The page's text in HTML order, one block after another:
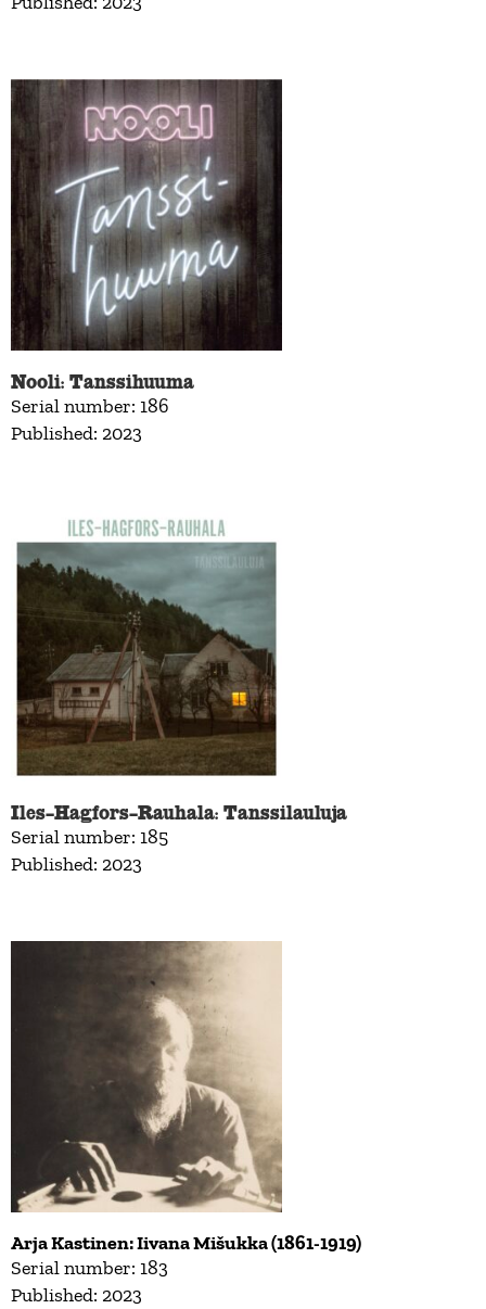
Nooli: Tanssihuuma
Serial number: 186
Published: 2023
Iles–Hagfors–Rauhala: Tanssilauluja
Serial number: 185
Published: 2023
Arja Kastinen: Iivana Mišukka (1861-1919)
Serial number: 183
Published: 2023